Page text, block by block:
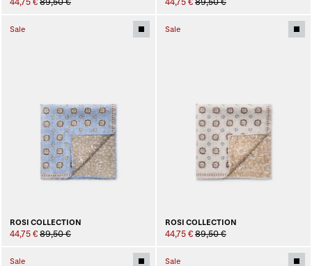
Sale
ROSI COLLECTION
44,75 € 89,50 €
Sale
ROSI COLLECTION
44,75 € 89,50 €
Sale Sale